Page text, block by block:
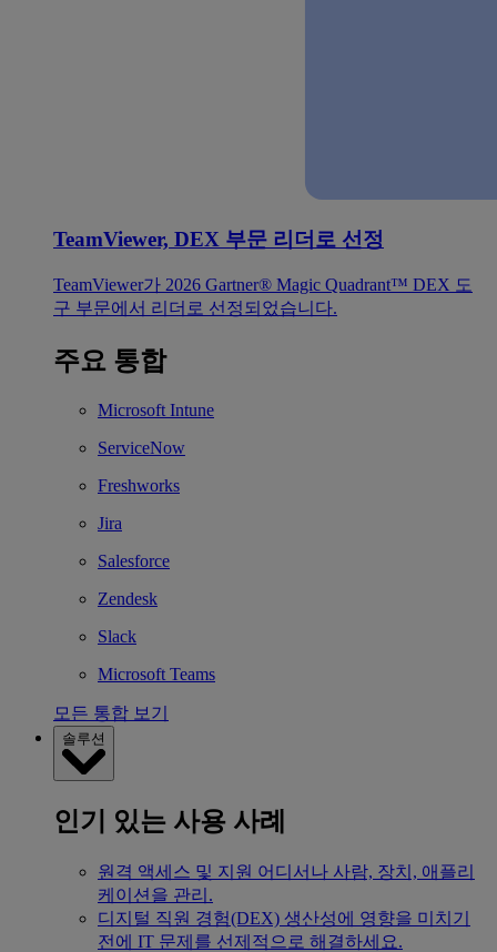
TeamViewer, DEX 부문 리더로 선정
TeamViewer가 2026 Gartner® Magic Quadrant™ DEX 도
구 부문에서 리더로 선정되었습니다.
주요 통합
Microsoft Intune
ServiceNow
Freshworks
Jira
Salesforce
Zendesk
Slack
Microsoft Teams
모든 통합 보기
솔루션
인기 있는 사용 사례
원격 액세스 및 지원 어디서나 사람, 장치, 애플리
케이션을 관리.
디지털 직원 경험(DEX) 생산성에 영향을 미치기
전에 IT 문제를 선제적으로 해결하세요.